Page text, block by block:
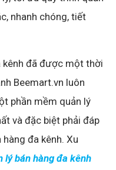
nhanh chóng, tiết
kênh đã được một thời
Beemart.vn luôn
phần mềm quản lý
và đặc biệt phải đáp
đa kênh. Xu
lý bán hàng đa kênh